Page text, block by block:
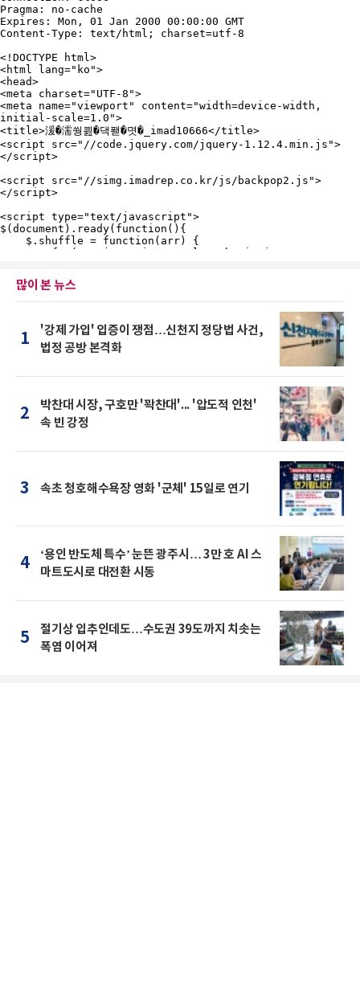
많이 본 뉴스
1
'강제 가입' 입증이 쟁점…신천지 정당법 사건,
법정 공방 본격화
2
박찬대 시장, 구호만 '꽉찬대'... '압도적 인천'
속 빈 강정
3 속초 청호해수욕장 영화 '군체' 15일로 연기
4
‘용인 반도체 특수’ 눈뜬 광주시… 3만 호 AI 스
마트도시로 대전환 시동
5
절기상 입추인데도…수도권 39도까지 치솟는
폭염 이어져